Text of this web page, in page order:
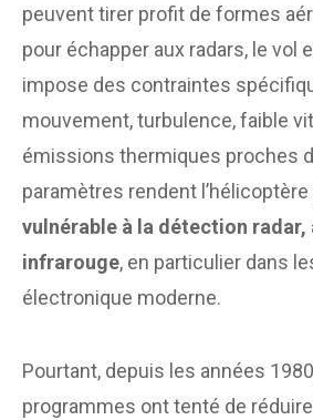
peuvent tirer profit de formes
pour échapper aux radars, le vol
impose des contraintes
mouvement, turbulence, faible
émissions thermiques proches
paramètres rendent
vulnérable à la détection
infrarouge, en particulier dans
électronique moderne.
Pourtant, depuis les années
programmes ont tenté de